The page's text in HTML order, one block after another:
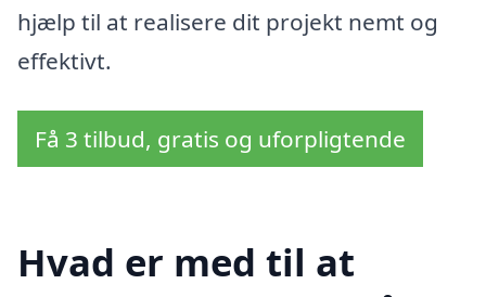
hjælp til at realisere dit projekt nemt og
effektivt.
Få 3 tilbud, gratis og uforpligtende
Hvad er med til at